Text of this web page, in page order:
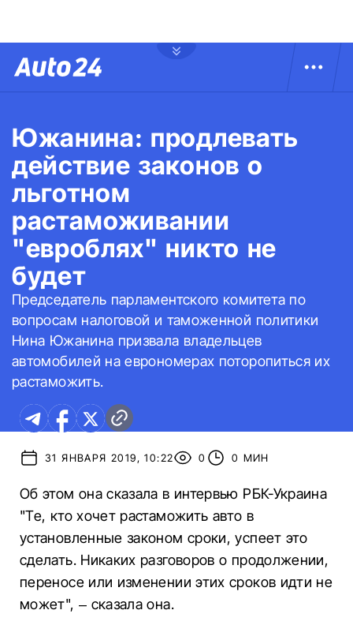
Южанина: продлевать
действие законов о
льготном
растаможивании
"евроблях" никто не
будет
Председатель парламентского комитета по
вопросам налоговой и таможенной политики
Нина Южанина призвала владельцев
автомобилей на еврономерах поторопиться их
растаможить.
31 ЯНВАРЯ 2019, 10:22 0 0 МИН
Об этом она сказала в интервью РБК-Украина
"Те, кто хочет растаможить авто в
установленные законом сроки, успеет это
сделать. Никаких разговоров о продолжении,
переносе или изменении этих сроков идти не
может", – сказала она.